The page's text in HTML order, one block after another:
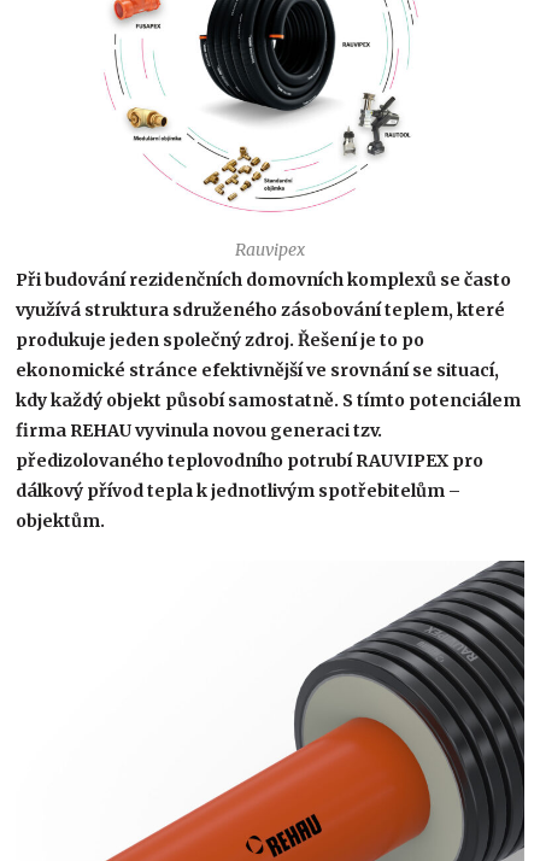
Rauvipex
Při budování rezidenčních domovních komplexů se často
využívá struktura sdruženého zásobování teplem, které
produkuje jeden společný zdroj. Řešení je to po
ekonomické stránce efektivnější ve srovnání se situací,
kdy každý objekt působí samostatně. S tímto potenciálem
firma REHAU vyvinula novou generaci tzv.
předizolovaného teplovodního potrubí RAUVIPEX pro
dálkový přívod tepla k jednotlivým spotřebitelům –
objektům.